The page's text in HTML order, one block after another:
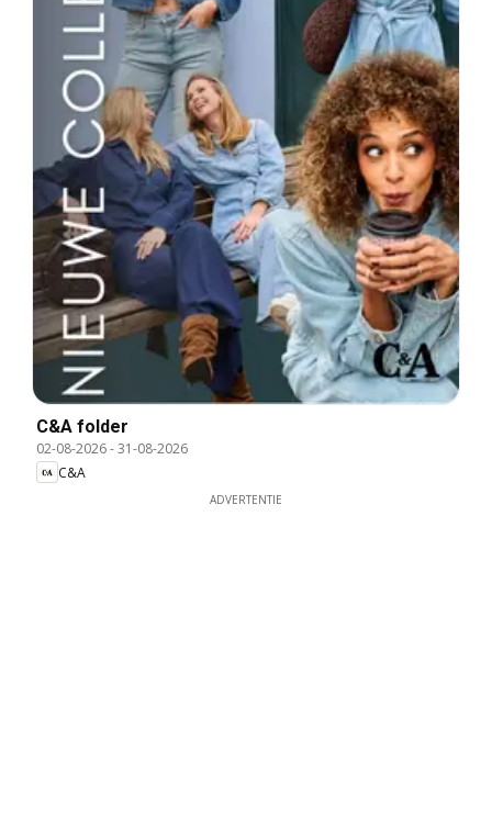
C&A folder
02-08-2026-31-08-2026
C&A
ADVERTENTIE